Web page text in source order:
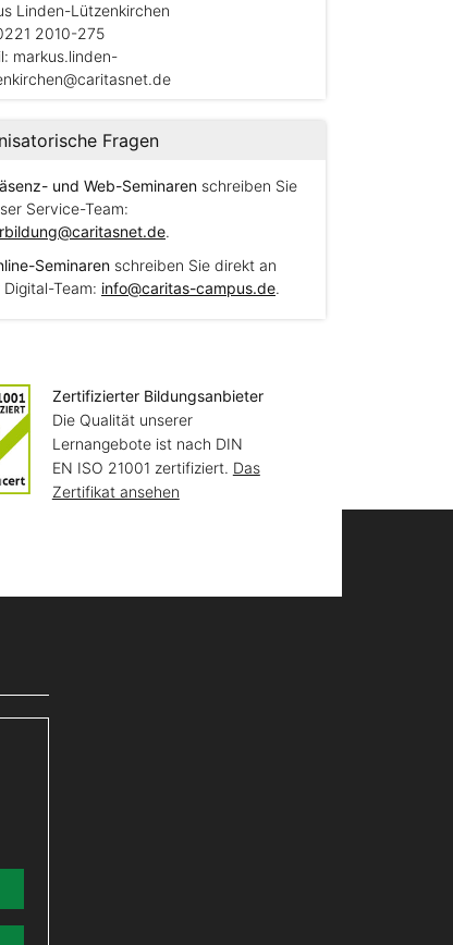
Linden-Lützenkirchen
2010-275
markus.linden-
Fragen
und Web-Seminaren schreiben Sie
Service-Team:
.
Seminaren schreiben Sie direkt an
Digital-Team: info@caritas-campus.de.
Zertifizierter Bildungsanbieter
Die Qualität unserer
Lernangebote ist nach DIN
EN ISO 21001 zertifiziert. Das
Zertifikat ansehen